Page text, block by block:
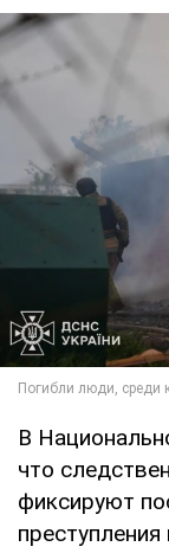
В
что
фиксируют